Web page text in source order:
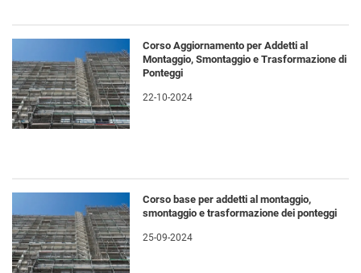
Corso Aggiornamento per Addetti al
Montaggio, Smontaggio e Trasformazione di
Ponteggi
22-10-2024
Corso base per addetti al montaggio,
smontaggio e trasformazione dei ponteggi
25-09-2024